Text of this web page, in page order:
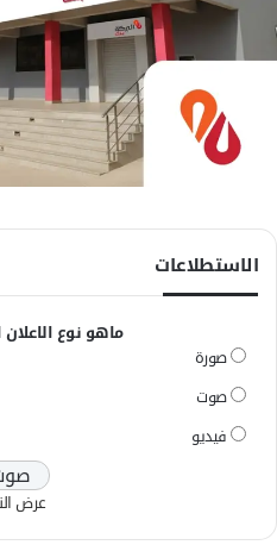
الاستطلاعات
ماهو نوع الاعلان
صورة
صوت
فيديو
عرض